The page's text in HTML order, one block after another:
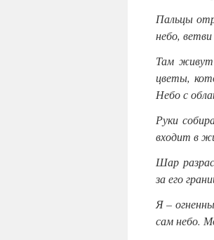
Пальцы
небо,
Там живут
цветы,
Небо с
Руки
входит в
Шар
за его
Я –
сам небо.